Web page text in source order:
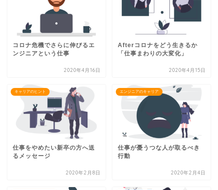
コロナ危機でさらに伸びるエ
ンジニアという仕事
2020年4月16日
Afterコロナをどう生きるか
「仕事まわりの大変化」
2020年4月15日
キャリアのヒント
仕事をやめたい新卒の方へ送
るメッセージ
2020年2月8日
エンジニアのキャリア
仕事が憂うつな人が取るべき
行動
2020年2月4日